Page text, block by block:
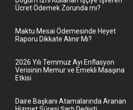
Ücret Ödemek Zorunda mı?
Maktu Mesai Ödemesinde Heyet
Raporu Dikkate Alınır Mı?
2026 Yılı Temmuz Ayı Enflasyon
Verisinin Memur ve Emekli Maaşına
Etkisi
Daire Başkanı Atamalarında Aranan